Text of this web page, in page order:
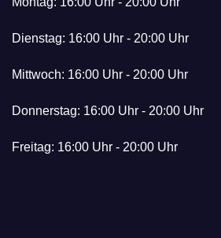
Dienstag: 16:00 Uhr - 20:00 Uhr
Mittwoch: 16:00 Uhr - 20:00 Uhr
Donnerstag: 16:00 Uhr - 20:00 Uhr
Freitag: 16:00 Uhr - 20:00 Uhr